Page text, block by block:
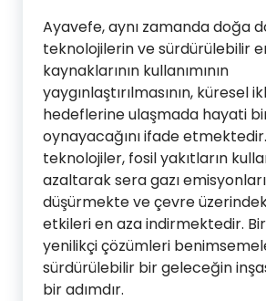
Ayavefe, aynı zamanda doğa
teknolojilerin ve sürdürülebilir
kaynaklarının kullanımının
yaygınlaştırılmasının, küresel
hedeflerine ulaşmada hayati
oynayacağını ifade
teknolojiler, fosil yakıtların
azaltarak sera gazı
düşürmekte ve çevre
etkileri en aza indirmektedir.
yenilikçi çözümleri
sürdürülebilir bir geleceğin
bir adımdır.